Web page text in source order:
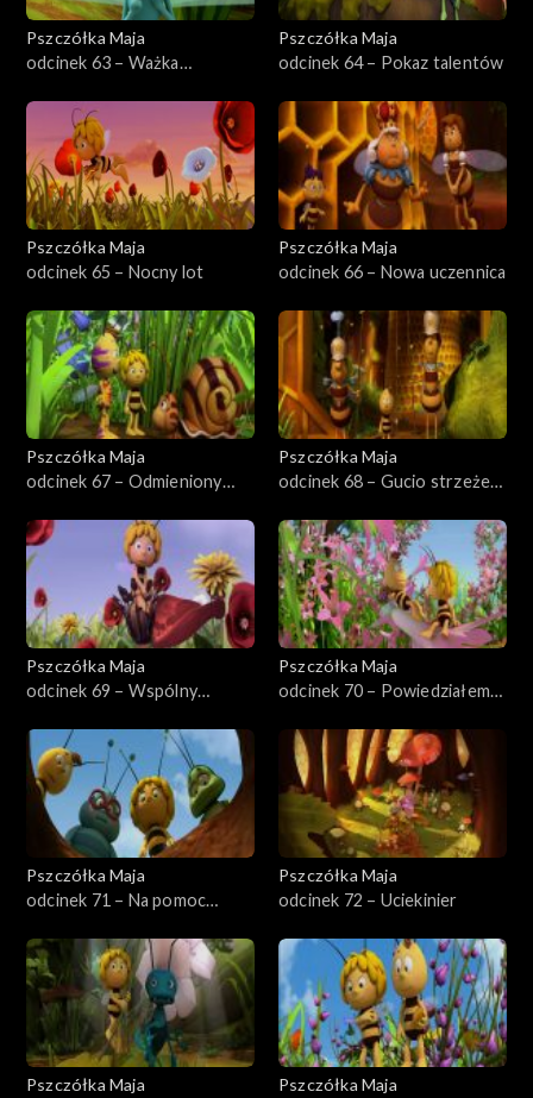
Pszczółka Maja
odcinek 63 – Ważka
Pszczółka Maja
odcinek 64 – Pokaz talentów
Pszczółka Maja
odcinek 65 – Nocny lot
Pszczółka Maja
odcinek 66 – Nowa uczennica
Pszczółka Maja
odcinek 67 – Odmieniony
Pszczółka Maja
odcinek 68 – Gucio strzeże
Pszczółka Maja
odcinek 69 – Wspólny
Pszczółka Maja
odcinek 70 – Powiedziałem
Pszczółka Maja
odcinek 71 – Na pomoc
Pszczółka Maja
odcinek 72 – Uciekinier
Pszczółka Maja
Pszczółka Maja